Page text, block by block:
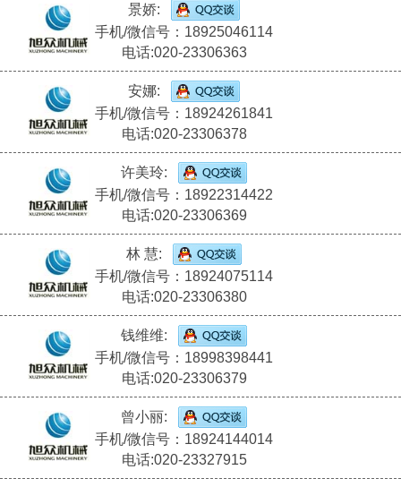
景娇:
手机/微信号：18925046114
电话:020-23306363
安娜:
手机/微信号：18924261841
电话:020-23306378
许美玲:
手机/微信号：18922314422
电话:020-23306369
林 慧:
手机/微信号：18924075114
电话:020-23306380
钱维维:
手机/微信号：18998398441
电话:020-23306379
曾小丽:
手机/微信号：18924144014
电话:020-23327915